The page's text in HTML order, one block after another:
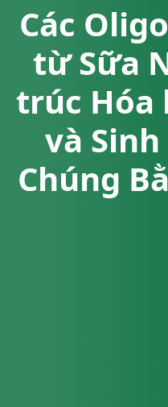
Các
từ Sữa
trúc Hóa
và
Chúng